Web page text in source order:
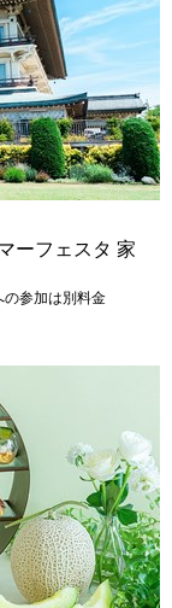
ーフェスタ 家
参加は別料金